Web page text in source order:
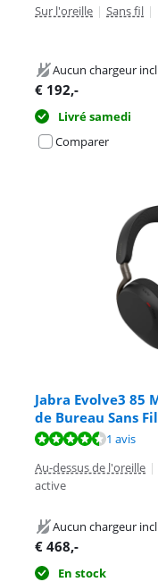
Sur l'oreille | Sans fil |
Aucun chargeur
€ 192,-
Livré samedi
Comparer
Jabra Evolve3 85
de Bureau Sans
La note est de 9,2 sur
1 avis
Au-dessus de l'oreille |
active
Aucun chargeur
€ 468,-
En stock
La note est de 8,4 sur
La note est de 7,7 sur